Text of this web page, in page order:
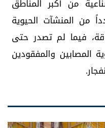
من أكبر المناطق
من المنشآت الحيوية
فيما لم تصدر حتى
المصابين والمفقودين